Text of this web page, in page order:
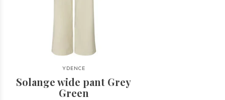
YDENCE
Solange wide pant Grey
Green